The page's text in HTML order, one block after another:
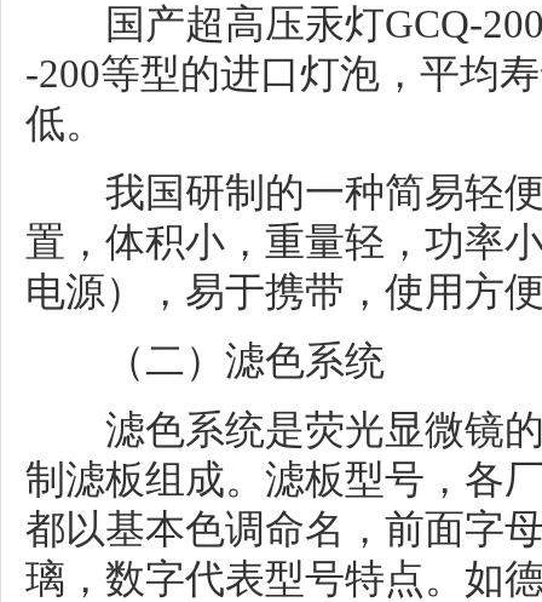
国产超高压汞灯GCQ-200
-200等型的进口灯泡，平均
低。
我国研制的一种简易轻便
置，体积小，重量轻，功率
电源），易于携带，使用方
（二）滤色系统
滤色系统是荧光显微镜的
制滤板组成。滤板型号，各
都以基本色调命名，前面字
璃，数字代表型号特点。如